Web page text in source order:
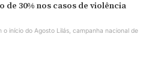
de 30% nos casos de violência
o início do Agosto Lilás, campanha nacional de